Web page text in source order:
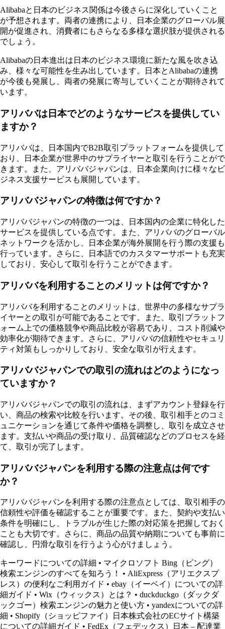
Alibabaと日本のビジネス関係は今後さらに深化していくこと
が予想されます。両者の連携により、日本企業のグローバル展
開が促進され、消費者にもさらなる多様な選択肢が提供される
でしょう。
Alibabaの日本進出は日本のビジネス環境に新たな風を吹き込
み、様々な可能性を生み出しています。日本とAlibabaの連携
が今後も発展し、両者の発展に寄与していくことが期待されて
います。
アリババは日本でどのようなサービスを提供してい
ますか？
アリババは、日本国内でB2B取引プラットフォームを提供して
おり、日本企業が世界中のサプライヤーと取引を行うことがで
きます。また、アリババジャパンは、日本企業向けに様々なビ
ジネス支援サービスも展開しています。
アリババジャパンの特徴は何ですか？
アリババジャパンの特徴の一つは、日本国内の企業に特化した
サービスを提供している点です。また、アリババのグローバル
ネットワークを活かし、日本企業が海外展開を行う際の支援も
行っています。さらに、日本語でのカスタマーサポートも充実
しており、安心して取引を行うことができます。
アリババを利用することのメリットは何ですか？
アリババを利用することのメリットは、世界中の多様なサプラ
イヤーとの取引が可能であることです。また、取引プラットフ
ォーム上での価格競争や商品比較が容易であり、コスト削減や
効率化が期待できます。さらに、アリババの信頼性やセキュリ
ティ対策もしっかりしており、安全な取引が行えます。
アリババジャパンでの取引の流れはどのようになっ
ていますか？
アリババジャパンでの取引の流れは、まずアカウント登録を行
い、商品の検索や比較を行います。その後、取引相手とのコミ
ュニケーションを通じて条件や価格を調整し、取引を成立させ
ます。支払いや商品の受け取り、品質確認などのプロセスを経
て、取引が完了します。
アリババジャパンを利用する際の注意点は何です
か？
アリババジャパンを利用する際の注意点としては、取引相手の
信頼性や評価を確認することが重要です。また、契約や支払い
条件を明確にし、トラブルが生じた際の対応策を把握しておく
ことも大切です。さらに、商品の品質や納期についても事前に
確認し、円滑な取引を行うよう心がけましょう。
キーワードについての詳細 • マイクロソフト Bing（ビング）
検索エンジンのすべてを知ろう！
• AliExpress（アリエクスプ
レス）の便利なご利用ガイド • ebay（イーベイ）についての詳
細ガイド • Wix（ウィックス）とは？ • duckduckgo（ダックダ
ックゴー）検索エンジンの魅力と使い方 • yandexについての詳
細 • Shopify（ショッピファイ）日本株式会社のECサイト構築
についての詳細ガイド • FedEx（フェデックス）日本 – 配達業